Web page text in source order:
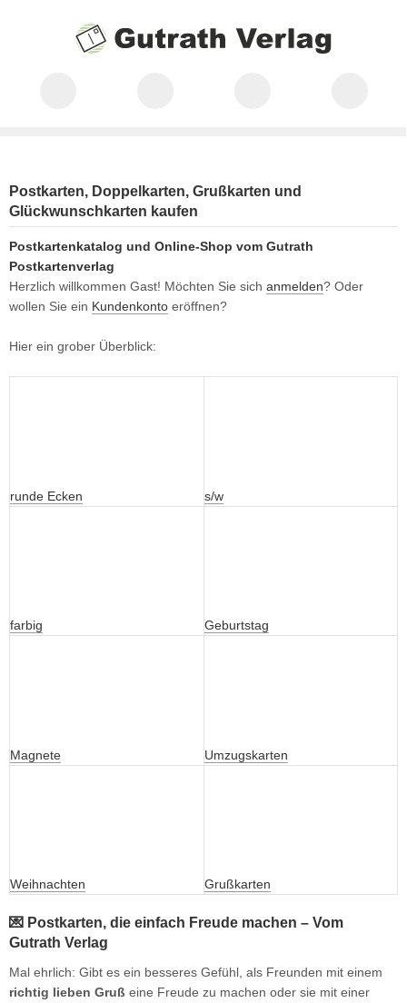
Postkarten, Doppelkarten, Grußkarten und
Glückwunschkarten kaufen
Postkartenkatalog und Online-Shop vom Gutrath
Postkartenverlag
Herzlich willkommen Gast! Möchten Sie sich anmelden? Oder
wollen Sie ein Kundenkonto eröffnen?
Hier ein grober Überblick:
runde Ecken s/w
farbig Geburtstag
Magnete Umzugskarten
Weihnachten Grußkarten
💌 Postkarten, die einfach Freude machen – Vom
Gutrath Verlag
Mal ehrlich: Gibt es ein besseres Gefühl, als Freunden mit einem
richtig lieben Gruß eine Freude zu machen oder sie mit einer